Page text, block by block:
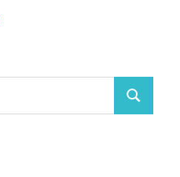
Zoeken